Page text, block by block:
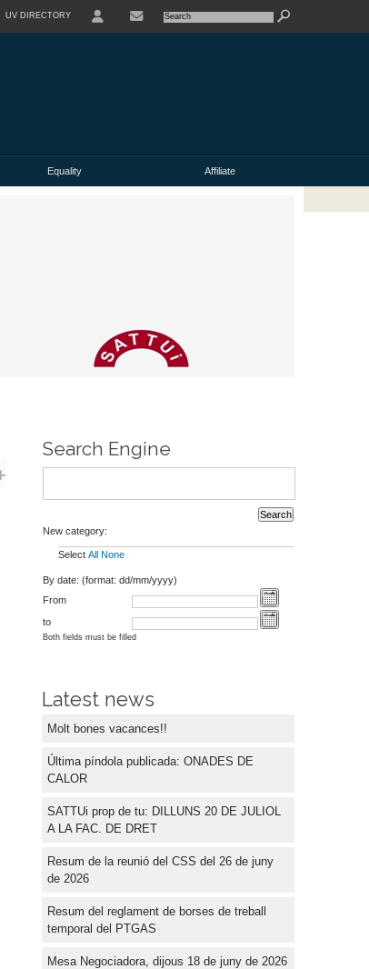
UV DIRECTORY
Equality Affiliate
Search Engine
New category:
Select All None
By date: (format: dd/mm/yyyy)
From
to
Both fields must be filled
Latest news
Molt bones vacances!!
Última píndola publicada: ONADES DE
CALOR
SATTUi prop de tu: DILLUNS 20 DE JULIOL
A LA FAC. DE DRET
Resum de la reunió del CSS del 26 de juny
de 2026
Resum del reglament de borses de treball
temporal del PTGAS
Mesa Negociadora, dijous 18 de juny de 2026